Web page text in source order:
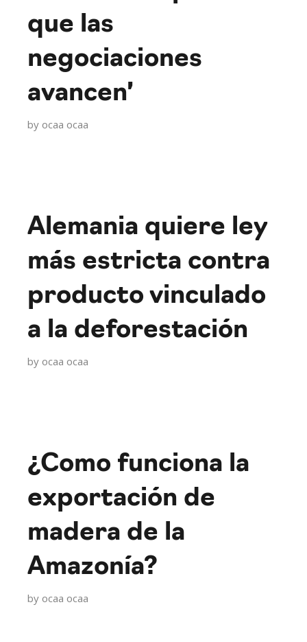
que las
negociaciones
avancen’
by ocaa ocaa
Alemania quiere ley
más estricta contra
producto vinculado
a la deforestación
by ocaa ocaa
¿Como funciona la
exportación de
madera de la
Amazonía?
by ocaa ocaa